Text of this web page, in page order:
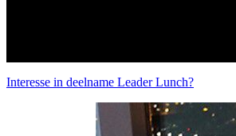
Interesse in deelname Leader Lunch?